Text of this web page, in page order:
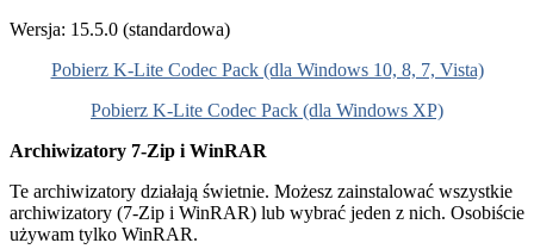
Wersja: 15.5.0 (standardowa)
Pobierz K-Lite Codec Pack (dla Windows 10, 8, 7, Vista)
Pobierz K-Lite Codec Pack (dla Windows XP)
Archiwizatory 7-Zip i WinRAR
Te archiwizatory działają świetnie. Możesz zainstalować wszystkie
archiwizatory (7-Zip i WinRAR) lub wybrać jeden z nich. Osobiście
używam tylko WinRAR.